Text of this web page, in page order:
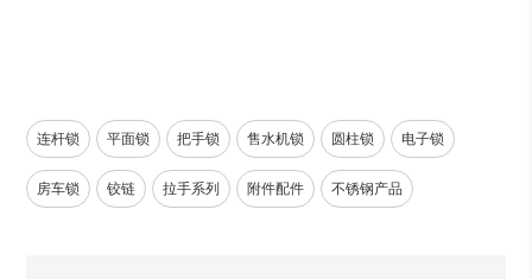
连杆锁 平面锁 把手锁 售水机锁 圆柱锁 电子锁
房车锁 铰链 拉手系列 附件配件 不锈钢产品